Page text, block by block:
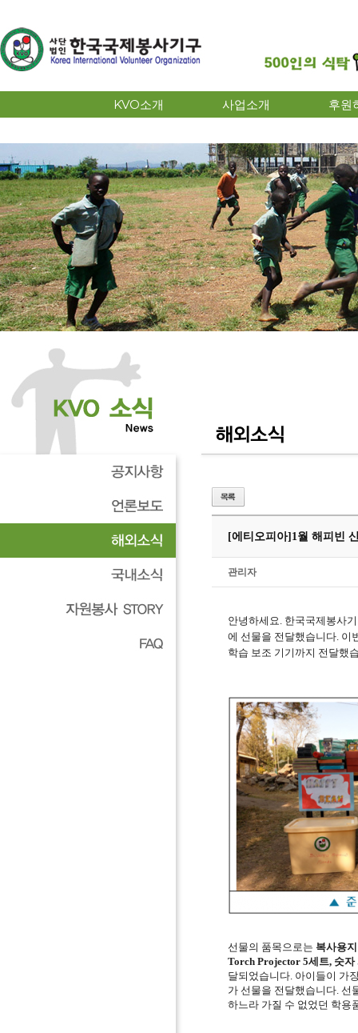
KVO소개 사업소개 후원
[에티오피아] 1월 해피빈
관리자
안녕하세요. 한국국제봉사
에 선물을 전달했습니다. 이
학습 보조 기기까지 전달했
선물의 품목으로는 복사용
Torch Projector 5세트, 숫자
달되었습니다. 아이들이 가
가 선물을 전달했습니다. 선
하느라 가질 수 없었던 학용